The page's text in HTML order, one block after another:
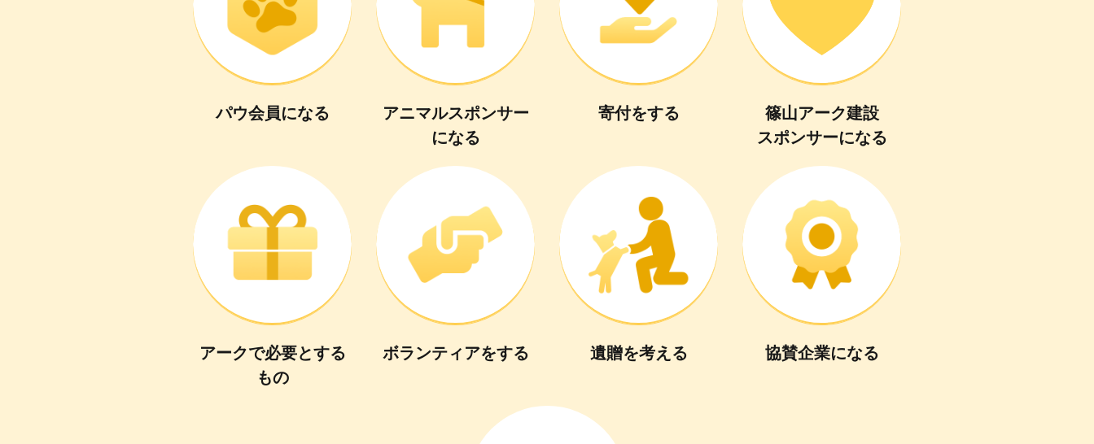
パウ会員になる
アニマルスポンサー
になる
寄付をする
篠山アーク建設
スポンサーになる
アークで必要とする
もの
ボランティアをする 遺贈を考える 協賛企業になる